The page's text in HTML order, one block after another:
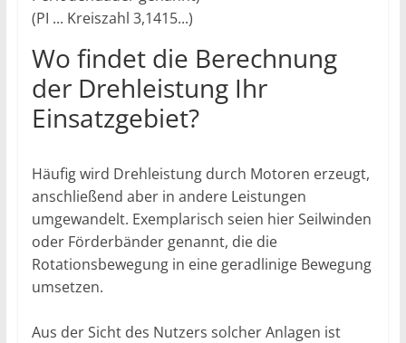
(PI ... Kreiszahl 3,1415...)
Wo findet die Berechnung
der Drehleistung Ihr
Einsatzgebiet?
Häufig wird Drehleistung durch Motoren erzeugt,
anschließend aber in andere Leistungen
umgewandelt. Exemplarisch seien hier Seilwinden
oder Förderbänder genannt, die die
Rotationsbewegung in eine geradlinige Bewegung
umsetzen.
Aus der Sicht des Nutzers solcher Anlagen ist